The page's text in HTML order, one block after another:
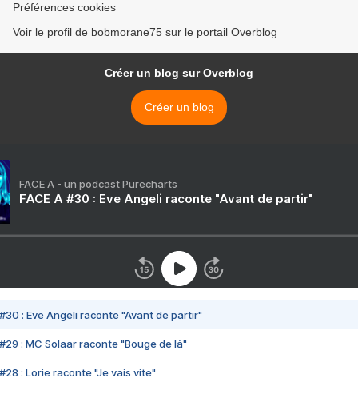
Préférences cookies
Voir le profil de bobmorane75 sur le portail Overblog
Créer un blog sur Overblog
Créer un blog
FACE A - un podcast Purecharts
FACE A #30 : Eve Angeli raconte "Avant de partir"
#30 : Eve Angeli raconte "Avant de partir"
#29 : MC Solaar raconte "Bouge de là"
#28 : Lorie raconte "Je vais vite"